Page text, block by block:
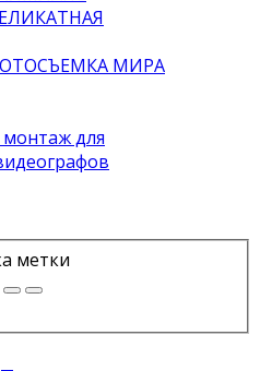
МИРА
для
метки